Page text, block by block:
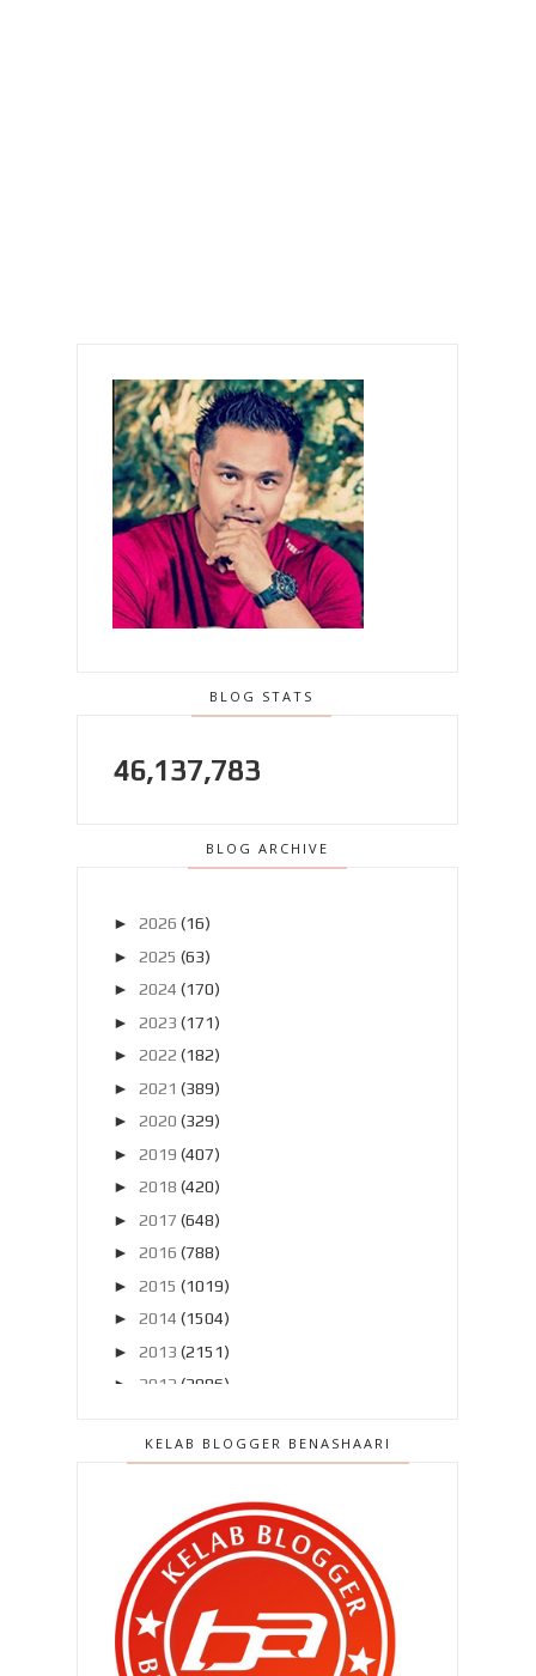
BLOG STATS
46,137,783
BLOG ARCHIVE
► 2026 (16)
► 2025 (63)
► 2024 (170)
► 2023 (171)
► 2022 (182)
► 2021 (389)
► 2020 (329)
► 2019 (407)
► 2018 (420)
► 2017 (648)
► 2016 (788)
► 2015 (1019)
► 2014 (1504)
► 2013 (2151)
► 2012 (2986)
►Disember 2011(303)
Oktober 2011(418)
►September 2011 (390)
►
Ogos 2011
▼
Julai 2011
(396)
" Mati ? Ala.. nanti nanti je la aku
KELAB BLOGGER BENASHAARI